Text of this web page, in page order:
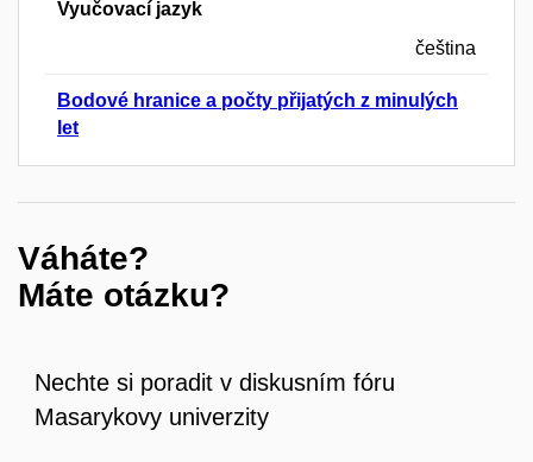
Vyučovací jazyk
čeština
Bodové hranice a počty přijatých z minulých
let
Váháte?
Máte otázku?
Nechte si poradit v diskusním fóru
Masarykovy univerzity